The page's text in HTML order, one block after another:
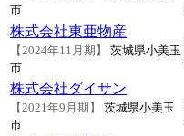
市
株式会社東亜物産
【2024年11月期】
茨城県小美玉
市
株式会社ダイサン
【2021年9月期】
茨城県小美玉
市